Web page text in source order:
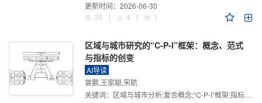
更新时间： 2026-06-30
20
| 4 | 1
区域与城市研究的“C-P-I”框架：概念、范式
与指标的创变
AI导读
曾鹏,王家聪,宋航
关键词： 区域与城市分析;复合概念;“C-P-I”框架;指标体系